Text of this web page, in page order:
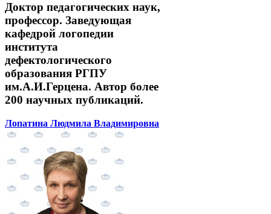
Доктор педагогических наук,
профессор. Заведующая
кафедрой логопедии
института
дефектологического
образования РГПУ
им.А.И.Герцена. Автор более
200 научных публикаций.
Лопатина Людмила Владимировна